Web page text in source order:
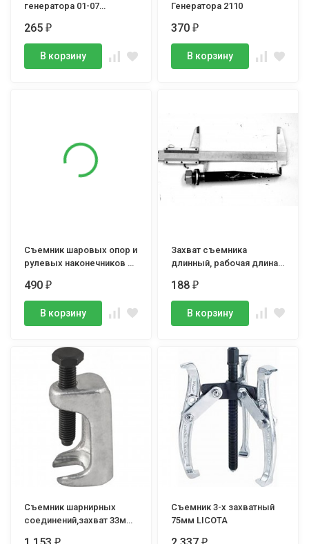
генератора 01-07
265₽
В корзину
Генератора 2110
370₽
В корзину
Съемник шаровых опор и
рулевых наконечников 08
dмм=15мм.
490₽
В корзину
Захват съемника
длинный, рабочая длина
188₽
В корзину
Съемник шарнирных
соединений,захват 33мм,
₽
Съемник 3-х захватный
75мм LICOTA
₽